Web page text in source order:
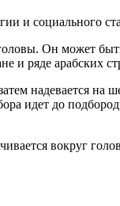
и социального
Он может
и ряде арабских
надевается на
идет до
вокруг